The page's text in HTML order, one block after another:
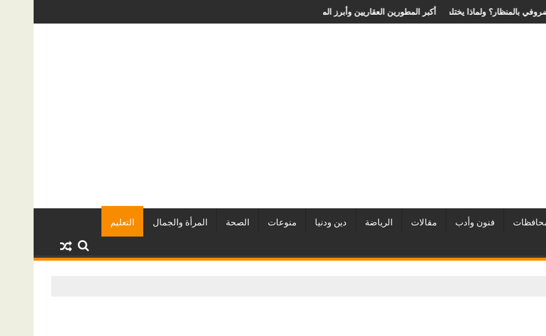
أفضل شركات التطوير العقاري في مصر من URE | أكبر المطورين العقاريين وأبرز المشروعاتعملية الانزلاق الغضروفي بالمنظار؟ ولماذا يختلف من مريض لآخر؟
فنون وأدب مقالات الرياضة دين ودنيا منوعات الصحة المرأة والجمال التعليم